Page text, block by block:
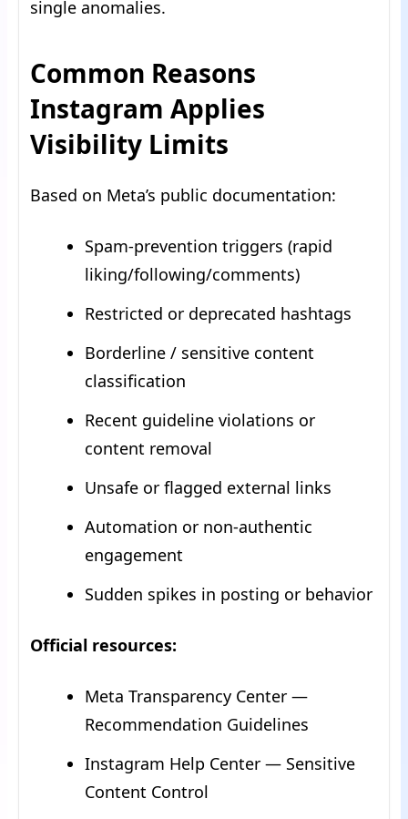
single anomalies.
Common Reasons
Instagram Applies
Visibility Limits
Based on Meta’s public documentation:
Spam-prevention triggers (rapid
liking/following/comments)
Restricted or deprecated hashtags
Borderline / sensitive content
classification
Recent guideline violations or
content removal
Unsafe or flagged external links
Automation or non-authentic
engagement
Sudden spikes in posting or behavior
Official resources:
Meta Transparency Center —
Recommendation Guidelines
Instagram Help Center — Sensitive
Content Control